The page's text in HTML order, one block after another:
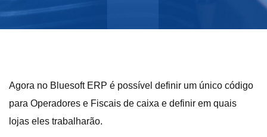
Agora no Bluesoft ERP é possível definir um único código
para Operadores e Fiscais de caixa e definir em quais
lojas eles trabalharão.